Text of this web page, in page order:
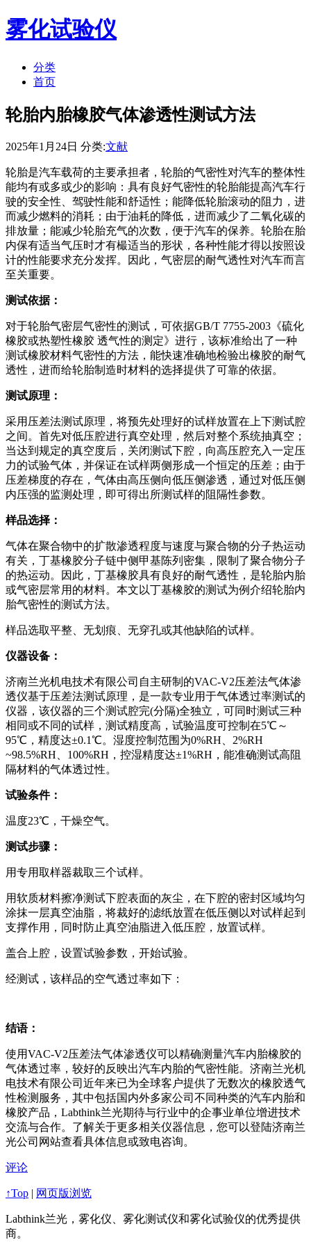
雾化试验仪
分类
首页
轮胎内胎橡胶气体渗透性测试方法
2025年1月24日 分类:文献
轮胎是汽车载荷的主要承担者，轮胎的气密性对汽车的整体性
能均有或多或少的影响：具有良好气密性的轮胎能提高汽车行
驶的安全性、驾驶性能和舒适性；能降低轮胎滚动的阻力，进
而减少燃料的消耗；由于油耗的降低，进而减少了二氧化碳的
排放量；能减少轮胎充气的次数，便于汽车的保养。轮胎在胎
内保有适当气压时才有樶适当的形状，各种性能才得以按照设
计的性能要求充分发挥。因此，气密层的耐气透性对汽车而言
至关重要。
测试依据：
对于轮胎气密层气密性的测试，可依据GB/T 7755-2003《硫化
橡胶或热塑性橡胶 透气性的测定》进行，该标准给出了一种
测试橡胶材料气密性的方法，能快速准确地检验出橡胶的耐气
透性，进而给轮胎制造时材料的选择提供了可靠的依据。
测试原理：
采用压差法测试原理，将预先处理好的试样放置在上下测试腔
之间。首先对低压腔进行真空处理，然后对整个系统抽真空；
当达到规定的真空度后，关闭测试下腔，向高压腔充入一定压
力的试验气体，并保证在试样两侧形成一个恒定的压差；由于
压差梯度的存在，气体由高压侧向低压侧渗透，通过对低压侧
内压强的监测处理，即可得出所测试样的阻隔性参数。
样品选择：
气体在聚合物中的扩散渗透程度与速度与聚合物的分子热运动
有关，丁基橡胶分子链中侧甲基陈列密集，限制了聚合物分子
的热运动。因此，丁基橡胶具有良好的耐气透性，是轮胎内胎
或气密层常用的材料。本文以丁基橡胶的测试为例介绍轮胎内
胎气密性的测试方法。
样品选取平整、无划痕、无穿孔或其他缺陷的试样。
仪器设备：
济南兰光机电技术有限公司自主研制的VAC-V2压差法气体渗
透仪基于压差法测试原理，是一款专业用于气体透过率测试的
仪器，该仪器的三个测试腔完(分隔)全独立，可同时测试三种
相同或不同的试样，测试精度高，试验温度可控制在5℃～
95℃，精度达±0.1℃。湿度控制范围为0%RH、2%RH
~98.5%RH、100%RH，控湿精度达±1%RH，能准确测试高阻
隔材料的气体透过性。
试验条件：
温度23℃，干燥空气。
测试步骤：
用专用取样器裁取三个试样。
用软质材料擦净测试下腔表面的灰尘，在下腔的密封区域均匀
涂抹一层真空油脂，将裁好的滤纸放置在低压侧以对试样起到
支撑作用，同时防止真空油脂进入低压腔，放置试样。
盖合上腔，设置试验参数，开始试验。
经测试，该样品的空气透过率如下：
结语：
使用VAC-V2压差法气体渗透仪可以精确测量汽车内胎橡胶的
气体透过率，较好的反映出汽车内胎的气密性能。济南兰光机
电技术有限公司近年来已为全球客户提供了无数次的橡胶透气
性检测服务，其中包括国内外多家公司不同种类的汽车内胎和
橡胶产品，Labthink兰光期待与行业中的企事业单位增进技术
交流与合作。了解关于更多相关仪器信息，您可以登陆济南兰
光公司网站查看具体信息或致电咨询。
评论
↑Top | 网页版浏览
Labthink兰光，雾化仪、雾化测试仪和雾化试验仪的优秀提供
商。